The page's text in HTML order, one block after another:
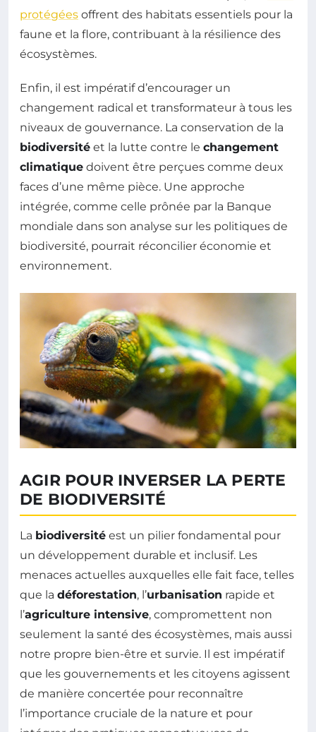
protégées offrent des habitats essentiels pour la
faune et la flore, contribuant à la résilience des
écosystèmes.
Enfin, il est impératif d’encourager un
changement radical et transformateur à tous les
niveaux de gouvernance. La conservation de la
biodiversité et la lutte contre le changement
climatique doivent être perçues comme deux
faces d’une même pièce. Une approche
intégrée, comme celle prônée par la Banque
mondiale dans son analyse sur les politiques de
biodiversité, pourrait réconcilier économie et
environnement.
AGIR POUR INVERSER LA PERTE
DE BIODIVERSITÉ
La biodiversité est un pilier fondamental pour
un développement durable et inclusif. Les
menaces actuelles auxquelles elle fait face, telles
que la déforestation, l’urbanisation rapide et
l’agriculture intensive, compromettent non
seulement la santé des écosystèmes, mais aussi
notre propre bien-être et survie. Il est impératif
que les gouvernements et les citoyens agissent
de manière concertée pour reconnaître
l’importance cruciale de la nature et pour